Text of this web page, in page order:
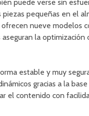
puede verse sin
pequeñas en el
nueve modelos
la
estable y muy
gracias a la
el contenido con